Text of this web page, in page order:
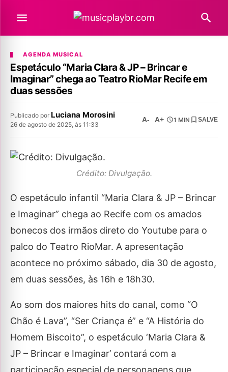
AGENDA MUSICAL
Espetáculo “Maria Clara & JP – Brincar e
Imaginar” chega ao Teatro RioMar Recife em
duas sessões
Publicado por Luciana Morosini
26 de agosto de 2025, às 11:33
A- A+ 1 MIN SALVE
Crédito: Divulgação.
O espetáculo infantil “Maria Clara & JP – Brincar
e Imaginar” chega ao Recife com os amados
bonecos dos irmãos direto do Youtube para o
palco do Teatro RioMar. A apresentação
acontece no próximo sábado, dia 30 de agosto,
em duas sessões, às 16h e 18h30.
Ao som dos maiores hits do canal, como “O
Chão é Lava”, “Ser Criança é” e “A História do
Homem Biscoito”, o espetáculo ‘Maria Clara &
JP – Brincar e Imaginar’ contará com a